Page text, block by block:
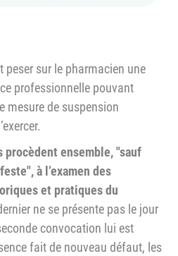
peser sur le pharmacien une
professionnelle pouvant
mesure de suspension
procèdent ensemble, "sauf
à l’examen des
et pratiques du
ne se présente pas le jour
convocation lui est
fait de nouveau défaut, les